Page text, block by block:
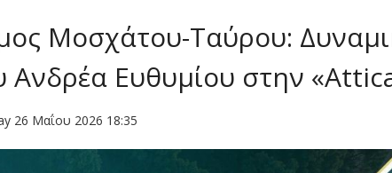
Μοσχάτου-Ταύρου:
Ανδρέα Ευθυμίου στην
26 Μαΐου 2026 18:35